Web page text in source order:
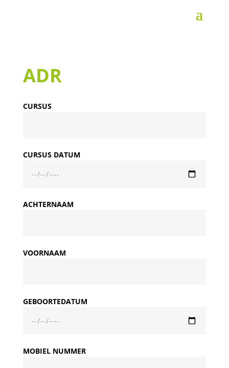
ADR
CURSUS
CURSUS DATUM
ACHTERNAAM
VOORNAAM
GEBOORTEDATUM
MOBIEL NUMMER